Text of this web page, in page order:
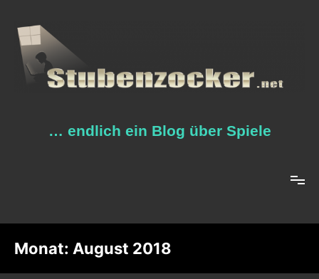
Inhalt
springen
… endlich ein Blog über Spiele
Monat: August 2018